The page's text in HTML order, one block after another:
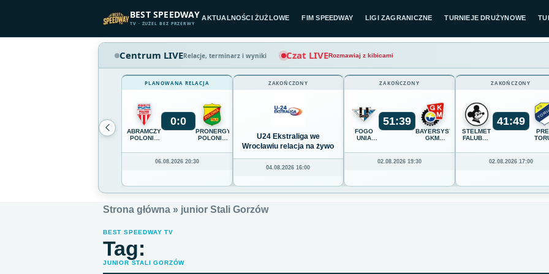
BEST SPEEDWAY
TV · ŻUŻEL BEZ PRZERWY
AKTUALNOŚCI ŻUŻLOWE FIM SPEEDWAY LIGI ZAGRANICZNE TURNIEJE DRUŻYNOWE
Centrum LIVERelacje, terminarz i wyniki Czat LIVERozmawiaj z kibicami
PLANOWANA RELACJA
ABRAMCZYK
POLONIA
0:0
PRONERGY
POLONIA
06.08.2026 20:30
ZAKOŃCZONY
U24 Ekstraliga we
Wrocławiu relacja na żywo
04.08.2026 16:00
ZAKOŃCZONY
FOGO
UNIA
51:39
BAYERSYSTEM
GKM
02.08.2026 19:30
ZAKOŃCZONY
STELMET
FALUBAZ
GÓRA
41:49
02.08.2026 17:00
Strona główna » junior Stali Gorzów
BEST SPEEDWAY TV
Tag:
JUNIOR STALI GORZÓW